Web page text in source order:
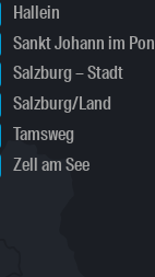
Hallein
Sankt Johann im
Salzburg – Stadt
Salzburg/Land
Tamsweg
Zell am See